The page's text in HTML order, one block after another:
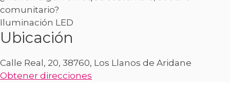
comunitario?
Iluminación LED
Ubicación
Calle Real, 20, 38760, Los Llanos de Aridane
Obtener direcciones